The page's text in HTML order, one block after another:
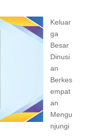
Keluar
ga
Besar
Dinusi
an
Berkes
empat
an
Mengu
njungi